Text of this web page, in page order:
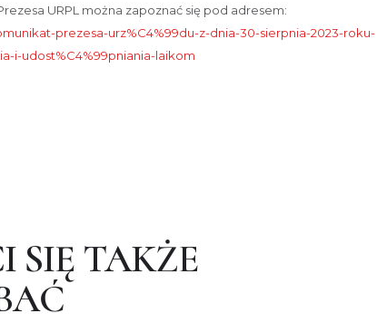
URPL można zapoznać się pod adresem:
prezesa-urz%C4%99du-z-dnia-30-sierpnia-2023-roku-
i-udost%C4%99pniania-laikom
SIĘ TAKŻE